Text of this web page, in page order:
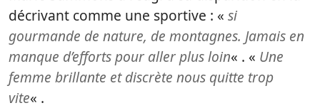
décrivant comme une sportive : « si
gourmande de nature, de montagnes. Jamais en
manque d’efforts pour aller plus loin« . « Une
femme brillante et discrète nous quitte trop
vite« .